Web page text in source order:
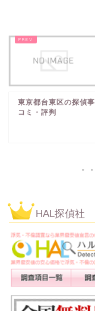
東京都台東区の探偵
コミ・評判
HAL探偵社